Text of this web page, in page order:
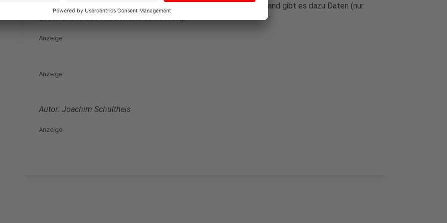
Für fast alle Regionen, Landkreise und Städte in unserem Bundesland gibt es dazu Daten (nur
Essen und Rhede haben keine überliefert).
Anzeige
Anzeige
Autor: Joachim Schultheis
Anzeige